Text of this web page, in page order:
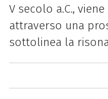
V secolo a.C.,
attraverso una
sottolinea la